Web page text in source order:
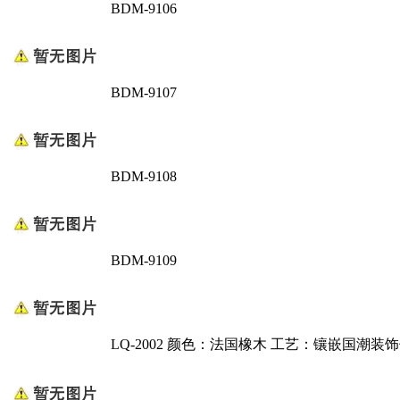
BDM-9106
BDM-9107
BDM-9108
BDM-9109
LQ-2002 颜色：法国橡木 工艺：镶嵌国潮装